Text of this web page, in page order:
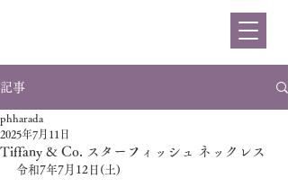
記事
Tiffany & Co. スターフィッシュ ネックレス
phharada
2025年7月11日
令和7年7月12日(土)